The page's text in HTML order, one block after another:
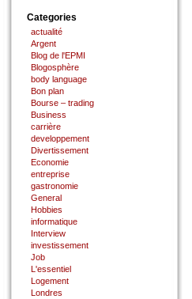
Categories
actualité
Argent
Blog de l'EPMI
Blogosphère
body language
Bon plan
Bourse – trading
Business
carrière
developpement
Divertissement
Economie
entreprise
gastronomie
General
Hobbies
informatique
Interview
investissement
Job
L'essentiel
Logement
Londres